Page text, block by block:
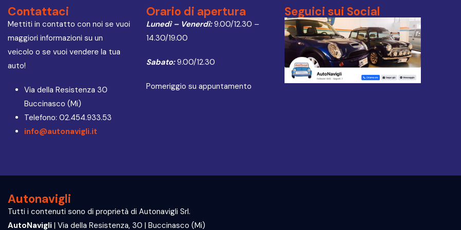
Contattaci
Mettiti in contatto con noi se vuoi
maggiori informazioni su un
veicolo o se vuoi vendere la tua
auto!
Via della Resistenza 30
Buccinasco (Mi)
Telefono: 02.454.933.53
info@autonavigli.it
Orario di apertura
Lunedì – Venerdì:9.00/12.30 –
14.30/19.00
Sabato:9.00/12.30
Pomeriggio su appuntamento
Seguici sui Social
Autonavigli
Tutti i contenuti sono di proprietà di Autonavigli Srl.
AutoNavigli | Via della Resistenza, 30 | Buccinasco (Mi)